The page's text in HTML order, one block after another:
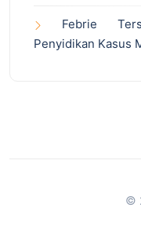
Febrie
Penyidikan Kasus
©